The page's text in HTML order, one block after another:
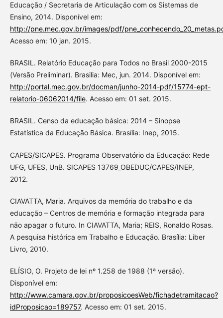
Educação / Secretaria de Articulação com os Sistemas de
Ensino, 2014. Disponível em:
http://pne.mec.gov.br/images/pdf/
Acesso em: 10 jan. 2015.
BRASIL. Relatório Educação para Todos no Brasil 2000-2015
(Versão Preliminar). Brasilia: Mec, jun. 2014. Disponível em:
http://portal.mec.gov.br/docman/junho-2014-pdf/15774-ept-
relatorio-06062014/file. Acesso em: 01 set. 2015.
BRASIL. Censo da educação básica: 2014 – Sinopse
Estatística da Educação Básica. Brasília: Inep, 2015.
CAPES/SICAPES. Programa Observatório da Educação: Rede
UFG, UFES, UnB. SICAPES 13769_OBEDUC/CAPES/INEP,
2012.
CIAVATTA, Maria. Arquivos da memória do trabalho e da
educação – Centros de memória e formação integrada para
não apagar o futuro. In CIAVATTA, Maria; REIS, Ronaldo Rosas.
A pesquisa histórica em Trabalho e Educação. Brasília: Liber
Livro, 2010.
ELÍSIO, O. Projeto de lei nº 1.258 de 1988 (1ª versão).
Disponível em:
http://www.camara.gov.br/proposicoesWeb/fichadetramitacao?
idProposicao=189757. Acesso em: 01 set. 2015.